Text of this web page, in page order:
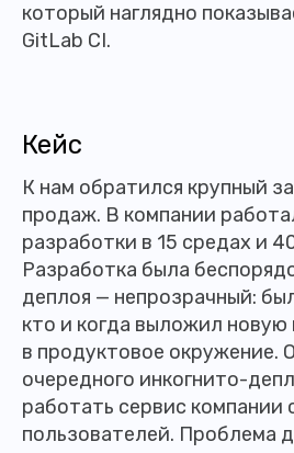
который наглядно
GitLab CI.
Кейс
К нам обратился крупный
продаж. В компании
разработки в 15 средах и
Разработка была
деплоя — непрозрачный:
кто и когда выложил
в продуктовое окружение.
очередного инкогнито-
работать сервис компании
пользователей. Проблема